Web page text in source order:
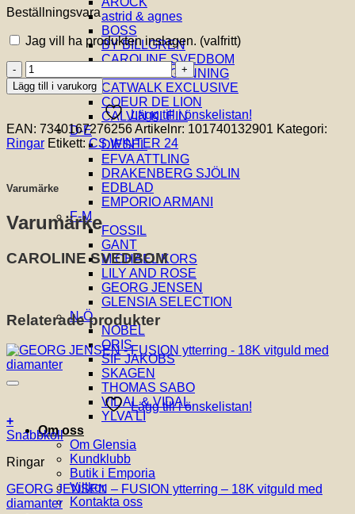
astrid & agnes
BOSS
BY BILLGREN
CAROLINE SVEDBOM
CAROLINA GYNNING
CATWALK EXCLUSIVE
COEUR DE LION
CALVIN KLEIN
D-E
DIESEL
EFVA ATTLING
DRAKENBERG SJÖLIN
EDBLAD
EMPORIO ARMANI
F-M
FOSSIL
GANT
MICHAEL KORS
LILY AND ROSE
GEORG JENSEN
GLENSIA SELECTION
N-Ö
NOBEL
ORIS
SIF JAKOBS
SKAGEN
THOMAS SABO
VIDAL & VIDAL
YLVA LI
Om oss
Om Glensia
Kundklubb
Butik i Emporia
Villkor
Kontakta oss
Beställningsvara
Jag vill ha produkten inslagen. (valfritt)
CAROLINE
SVEDBOM
-
CAROLINA
RING
GOLD
COMBO
mängd
Lägg till i varukorg
Lägg till i önskelistan!
EAN: 7340167276256Artikelnr: 101740132901 Kategori:
Ringar Etikett: CS WINTER 24
Varumärke
Varumärke
CAROLINE SVEDBOM
Relaterade produkter
Lägg till i önskelistan!
+
Den
produkten
flera
varianter.
Snabbkoll
Ringar
GEORG JENSEN – FUSION ytterring – 18K vitguld med
diamanter